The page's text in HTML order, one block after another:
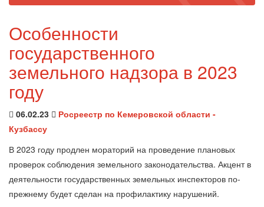
Особенности
государственного
земельного надзора в 2023
году
06.02.23
Росреестр по Кемеровской области -
Кузбассу
В 2023 году продлен мораторий на проведение плановых
проверок соблюдения земельного законодательства. Акцент в
деятельности государственных земельных инспекторов по-
прежнему будет сделан на профилактику нарушений.